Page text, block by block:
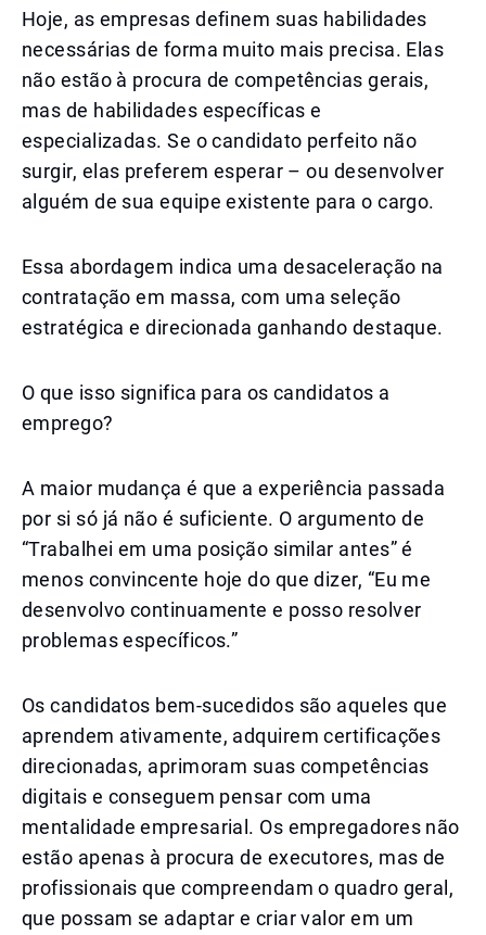
Hoje, as empresas definem suas habilidades
necessárias de forma muito mais precisa. Elas
não estão à procura de competências gerais,
mas de habilidades específicas e
especializadas. Se o candidato perfeito não
surgir, elas preferem esperar – ou desenvolver
alguém de sua equipe existente para o cargo.
Essa abordagem indica uma desaceleração na
contratação em massa, com uma seleção
estratégica e direcionada ganhando destaque.
O que isso significa para os candidatos a
emprego?
A maior mudança é que a experiência passada
por si só já não é suficiente. O argumento de
“Trabalhei em uma posição similar antes” é
menos convincente hoje do que dizer, “Eu me
desenvolvo continuamente e posso resolver
problemas específicos.”
Os candidatos bem-sucedidos são aqueles que
aprendem ativamente, adquirem certificações
direcionadas, aprimoram suas competências
digitais e conseguem pensar com uma
mentalidade empresarial. Os empregadores não
estão apenas à procura de executores, mas de
profissionais que compreendam o quadro geral,
que possam se adaptar e criar valor em um